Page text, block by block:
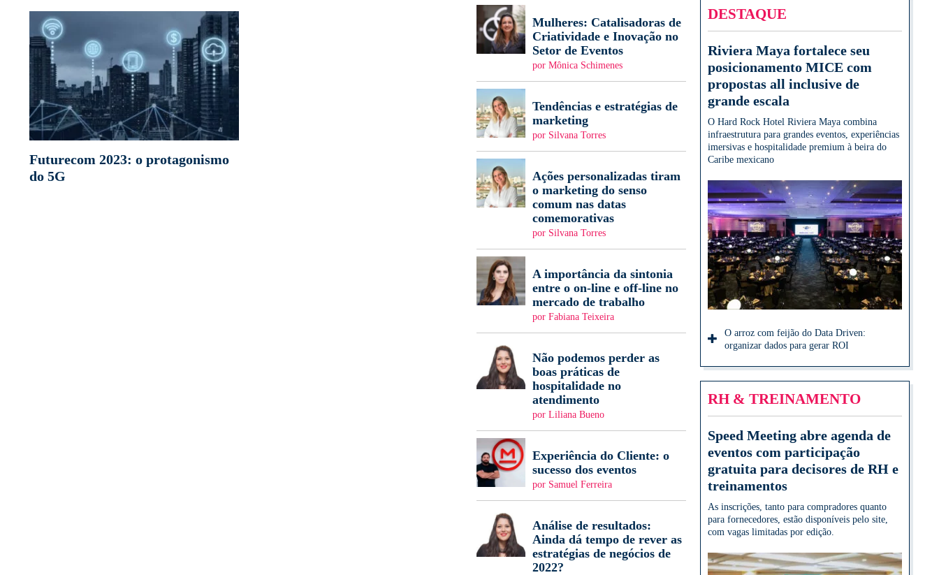
Futurecom 2023: o protagonismo
do 5G
Mulheres: Catalisadoras de
Criatividade e Inovação no
Setor de Eventos
por Mônica Schimenes
Tendências e estratégias de
marketing
por Silvana Torres
Ações personalizadas tiram
o marketing do senso
comum nas datas
comemorativas
por Silvana Torres
A importância da sintonia
entre o on-line e off-line no
mercado de trabalho
por Fabiana Teixeira
Não podemos perder as
boas práticas de
hospitalidade no
atendimento
por Liliana Bueno
Experiência do Cliente: o
sucesso dos eventos
por Samuel Ferreira
Análise de resultados:
Ainda dá tempo de rever as
estratégias de negócios de
2022?
DESTAQUE
Riviera Maya fortalece seu
posicionamento MICE com
propostas all inclusive de
grande escala
O Hard Rock Hotel Riviera Maya combina
infraestrutura para grandes eventos, experiências
imersivas e hospitalidade premium à beira do
Caribe mexicano
O arroz com feijão do Data Driven:
organizar dados para gerar ROI
RH & TREINAMENTO
Speed Meeting abre agenda de
eventos com participação
gratuita para decisores de RH e
treinamentos
As inscrições, tanto para compradores quanto
para fornecedores, estão disponíveis pelo site,
com vagas limitadas por edição.